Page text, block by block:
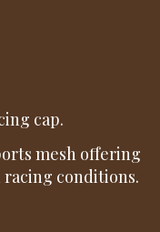
cap.
mesh offering
conditions.